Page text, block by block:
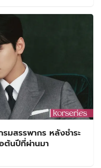
มสรรพากร หลังชำระ
ต้นปีที่ผ่านมา